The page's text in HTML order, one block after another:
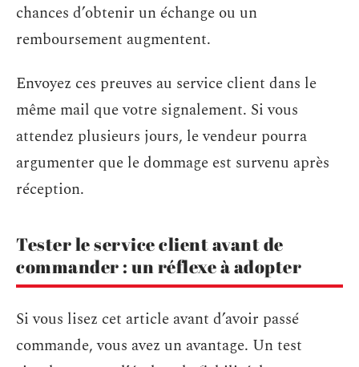
chances d’obtenir un échange ou un
remboursement augmentent.
Envoyez ces preuves au service client dans le
même mail que votre signalement. Si vous
attendez plusieurs jours, le vendeur pourra
argumenter que le dommage est survenu après
réception.
Tester le service client avant de
commander : un réflexe à adopter
Si vous lisez cet article avant d’avoir passé
commande, vous avez un avantage. Un test